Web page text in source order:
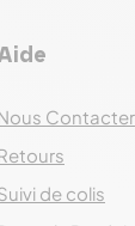
Contacter
de colis